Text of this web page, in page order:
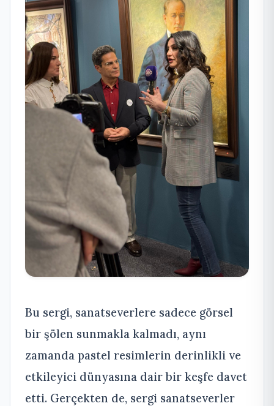
Bu sergi, sanatseverlere sadece görsel
bir şölen sunmakla kalmadı, aynı
zamanda pastel resimlerin derinlikli ve
etkileyici dünyasına dair bir keşfe davet
etti. Gerçekten de, sergi sanatseverler